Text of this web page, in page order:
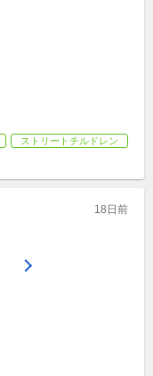
ストリートチルドレン
18日前